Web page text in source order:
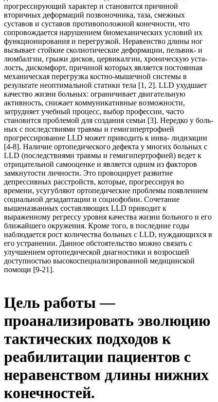
прогрессирующий характер и становится причиной
вторичных деформаций позвоночника, таза, смежных
суставов и суставов противоположной конечности, что
сопровождается нарушением биоме­ханических условий их
функционирования и перегрузкой. Неравенство длины ног
вызывает стойкие сколиотические деформации, пельвик- и
люмбалгии, грыжи дисков, цервикалгии, хроническую уста­
лость, дискомфорт, причиной которых является постоянная
механическая перегрузка костно-мышеч­ной системы в
результате неоптимальной статики тела [1, 2]. LLD ухудшает
качество жизни больных: ограничивает двигательную
активность, снижает коммуникативные возможности,
затрудняет учеб­ный процесс, выбор профессии, часто
становится проблемой для создания семьи [3]. Нередко у боль­
ных с последствиями травмы и гемигипертрофией
прогрессирование LLD может приводить к инва- лидизации
[4-8]. Наличие ортопедического дефекта у многих больных с
LLD (последствиями травмы и гемигипертрофией) ведет к
отрицательной самооценке и является одним из факторов
замкнутости личности. Это провоцирует развитие
депрессивных расстройств, которые, прогрессируя во
времени, усугубляют ортопедические проблемы появлением
социальной дезадаптации и социофобии. Соче­тание
вышеназванных составляющих LLD приводит к
выраженному регрессу уровня качества жизни больного и его
ближайшего окружения. Кроме того, в последние годы
наблюдается рост количества больных с LLD, нуждающихся в
его устранении. Данное обстоятельство можно связать с
улучшением ортопедической диагностики и возросшей
доступностью высокоспециализированной медицинской
помощи [9-21].
Цель работы —
проанализировать эволюцию
тактических подходов к
реабилитации пациентов с
не­равенством длины нижних
конечностей.